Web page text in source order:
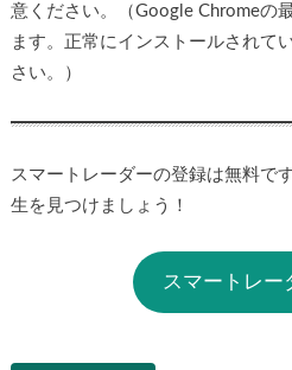
意ください。（Google Chromeの
ます。正常にインストールされて
さい。）
スマートレーダーの登録は無料で
生を見つけましょう！
スマートレー